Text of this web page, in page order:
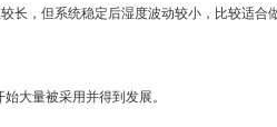
，但系统稳定后湿度波动较小，比较适
大量被采用并得到发展。